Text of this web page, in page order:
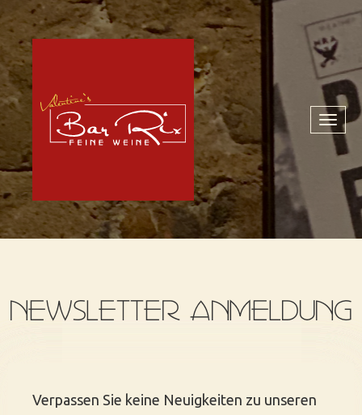
Toggle
NEWSLETTER ANMELDUNG
Verpassen Sie keine Neuigkeiten zu unseren